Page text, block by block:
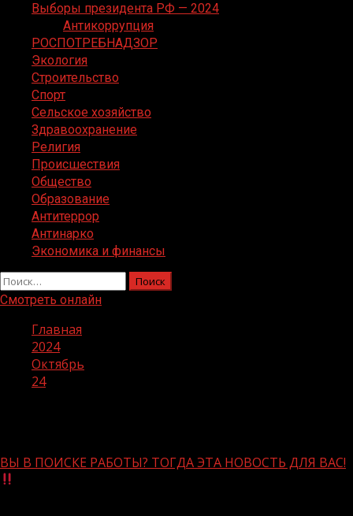
Выборы президента РФ — 2024
Антикоррупция
РОСПОТРЕБНАДЗОР
Экология
Строительство
Спорт
Сельское хозяйство
Здравоохранение
Религия
Происшествия
Общество
Образование
Антитеррор
Антинарко
Экономика и финансы
Найти:
Смотреть онлайн
Главная
2024
Октябрь
24
ВЫ В ПОИСКЕ РАБОТЫ? ТОГДА ЭТА НОВОСТЬ ДЛЯ ВАС!